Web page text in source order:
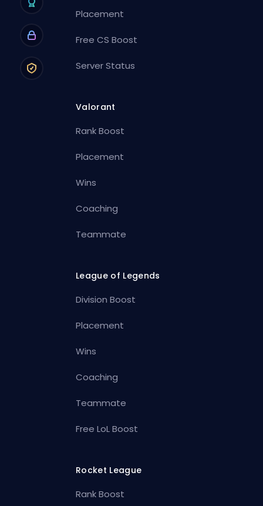
Placement
Free CS Boost
Server Status
Valorant
Rank Boost
Placement
Wins
Coaching
Teammate
League of Legends
Division Boost
Placement
Wins
Coaching
Teammate
Free LoL Boost
Rocket League
Rank Boost